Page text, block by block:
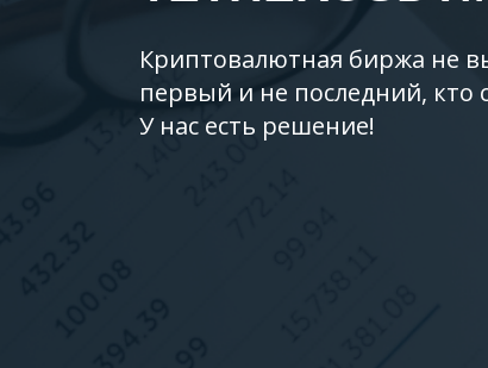
Криптовалютная биржа не
первый и не последний, кто
У нас есть решение!